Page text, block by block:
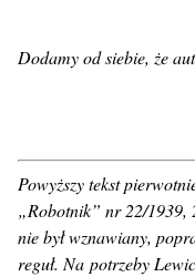
Dodamy od siebie, że
Powyższy tekst
„Robotnik” nr 22/1939,
nie był wznawiany,
reguł. Na potrzeby